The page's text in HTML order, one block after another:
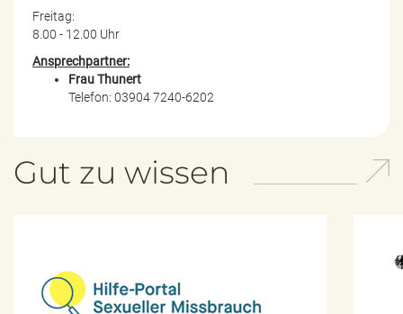
Freitag:
8.00 - 12.00 Uhr
Ansprechpartner:
Frau Thunert
Telefon: 03904 7240-6202
Gut zu wissen